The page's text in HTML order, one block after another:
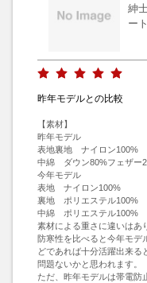
紳
ート
昨年モデルとの比較
【素材】
昨年モデル
表地裏地　ナイロン100%
中綿　ダウン80%フェザー
今年モデル
表地　ナイロン100%
裏地　ポリエステル100%
中綿　ポリエステル100%
素材による重さに違いはあ
防寒性を比べると今年モデ
どであれば十分活躍出来る
問題ないかと思われます。
ただ、昨年モデルは帯電防